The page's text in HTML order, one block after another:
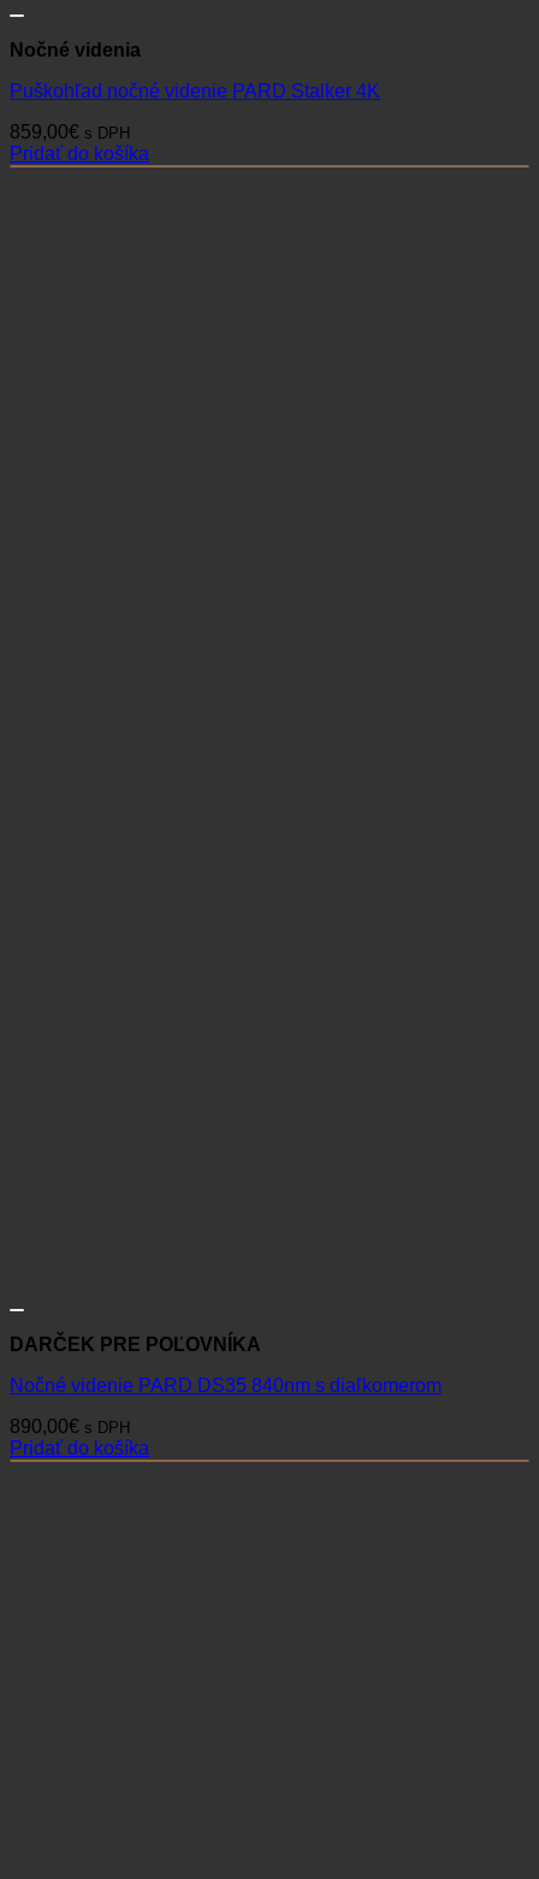
Nočné videnia
Puškohľad nočné videnie PARD Stalker 4K
859,00€ s DPH
Pridať do košíka
DARČEK PRE POĽOVNÍKA
Nočné videnie PARD DS35 840nm s diaľkomerom
890,00€ s DPH
Pridať do košíka